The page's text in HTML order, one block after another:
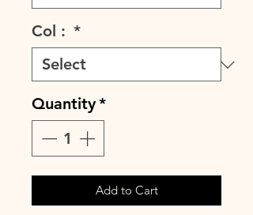
Col : *
Quantity*
Add to Cart